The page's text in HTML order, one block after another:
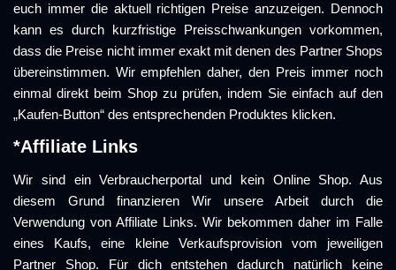
euch immer die aktuell richtigen Preise anzuzeigen. Dennoch
kann es durch kurzfristige Preisschwankungen vorkommen,
dass die Preise nicht immer exakt mit denen des Partner Shops
übereinstimmen. Wir empfehlen daher, den Preis immer noch
einmal direkt beim Shop zu prüfen, indem Sie einfach auf den
„Kaufen-Button“ des entsprechenden Produktes klicken.
*Affiliate Links
Wir sind ein Verbraucherportal und kein Online Shop. Aus
diesem Grund finanzieren Wir unsere Arbeit durch die
Verwendung von Affiliate Links. Wir bekommen daher im Falle
eines Kaufs, eine kleine Verkaufsprovision vom jeweiligen
Partner Shop. Für dich entstehen dadurch natürlich keine